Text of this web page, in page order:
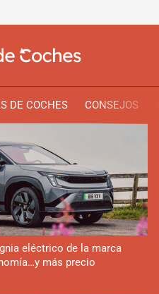
DE COCHES CONSEJOS
eléctrico de la marca
más precio